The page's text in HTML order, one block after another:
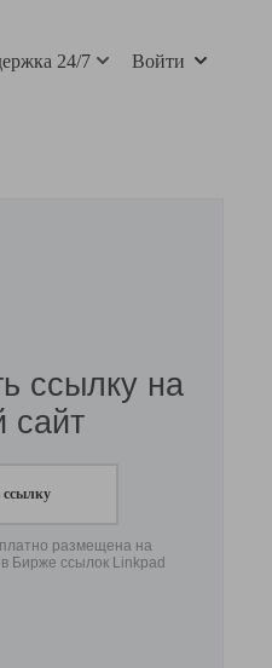
24/7 Войти
ссылку на
ссылку
размещена на
Бирже ссылок Linkpad